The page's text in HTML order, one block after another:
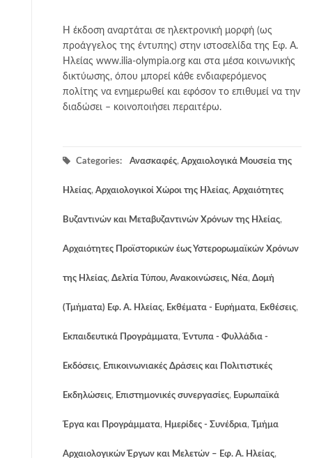
Η έκδοση αναρτάται σε ηλεκτρονική μορφή (ως
προάγγελος της έντυπης) στην ιστοσελίδα της Εφ. Α.
Ηλείας www.ilia-olympia.org και στα μέσα κοινωνικής
δικτύωσης, όπου μπορεί κάθε ενδιαφερόμενος
πολίτης να ενημερωθεί και εφόσον το επιθυμεί να την
διαδώσει – κοινοποιήσει περαιτέρω.
Categories: Ανασκαφές, Αρχαιολογικά Μουσεία της
Ηλείας, Αρχαιολογικοί Χώροι της Ηλείας, Αρχαιότητες
Βυζαντινών και Μεταβυζαντινών Χρόνων της Ηλείας,
Αρχαιότητες Προϊστορικών έως Υστερορωμαϊκών Χρόνων
της Ηλείας, Δελτία Τύπου, Ανακοινώσεις, Νέα, Δομή
(Τμήματα) Εφ. Α. Ηλείας, Εκθέματα - Ευρήματα, Εκθέσεις,
Εκπαιδευτικά Προγράμματα, Έντυπα - Φυλλάδια -
Εκδόσεις, Επικοινωνιακές Δράσεις και Πολιτιστικές
Εκδηλώσεις, Επιστημονικές συνεργασίες, Ευρωπαϊκά
Έργα και Προγράμματα, Ημερίδες - Συνέδρια, Τμήμα
Αρχαιολογικών Έργων και Μελετών – Εφ. Α. Ηλείας,